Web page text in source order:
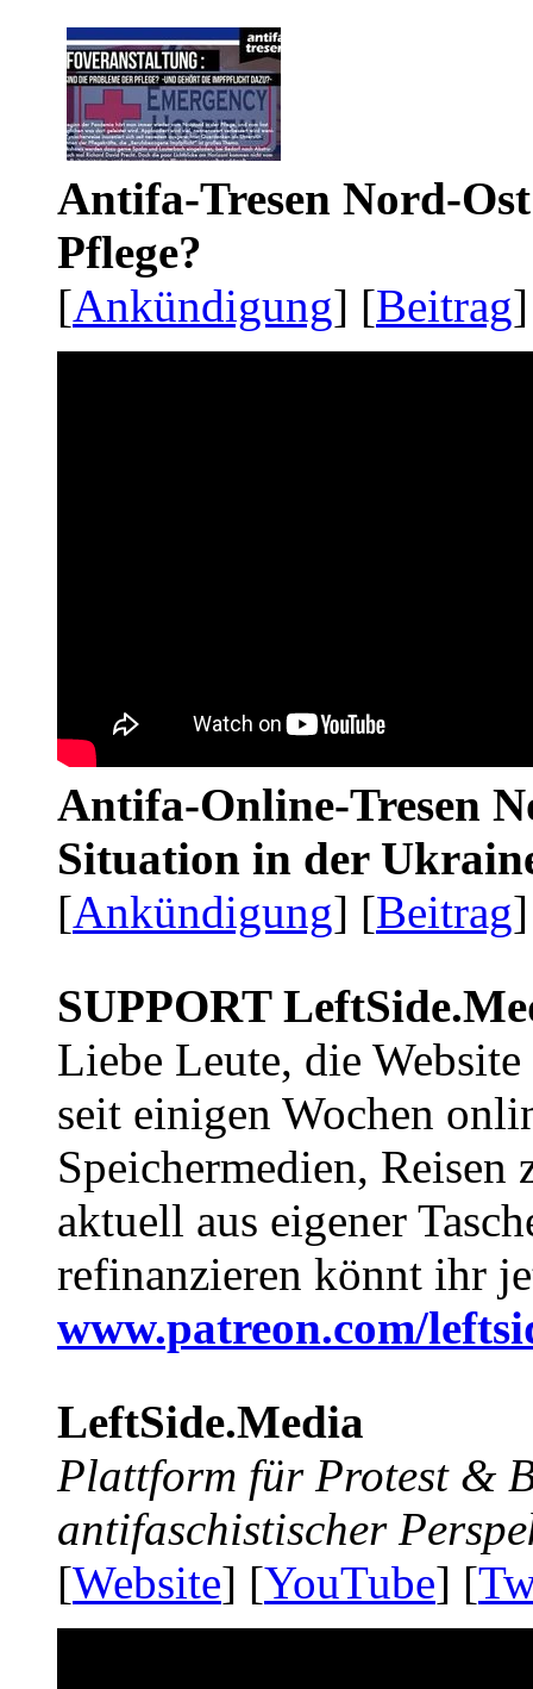
Antifa-Tresen Nord-
Pflege?
[Ankündigung] [Beitrag
Antifa-Online-Tresen
Situation in der
[Ankündigung] [Beitrag
SUPPORT
Liebe Leute, die Website
seit einigen Wochen
Speichermedien, Reisen
aktuell aus eigener
refinanzieren könnt ihr
www.patreon.com/
LeftSide.Media
Plattform für Protest &
antifaschistischer
[Website] [YouTube] [